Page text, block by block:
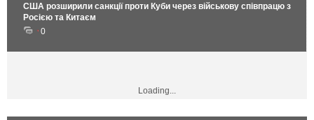
США розширили санкції проти Куби через військову співпрацю з
Росією та Китаєм
0
Loading...